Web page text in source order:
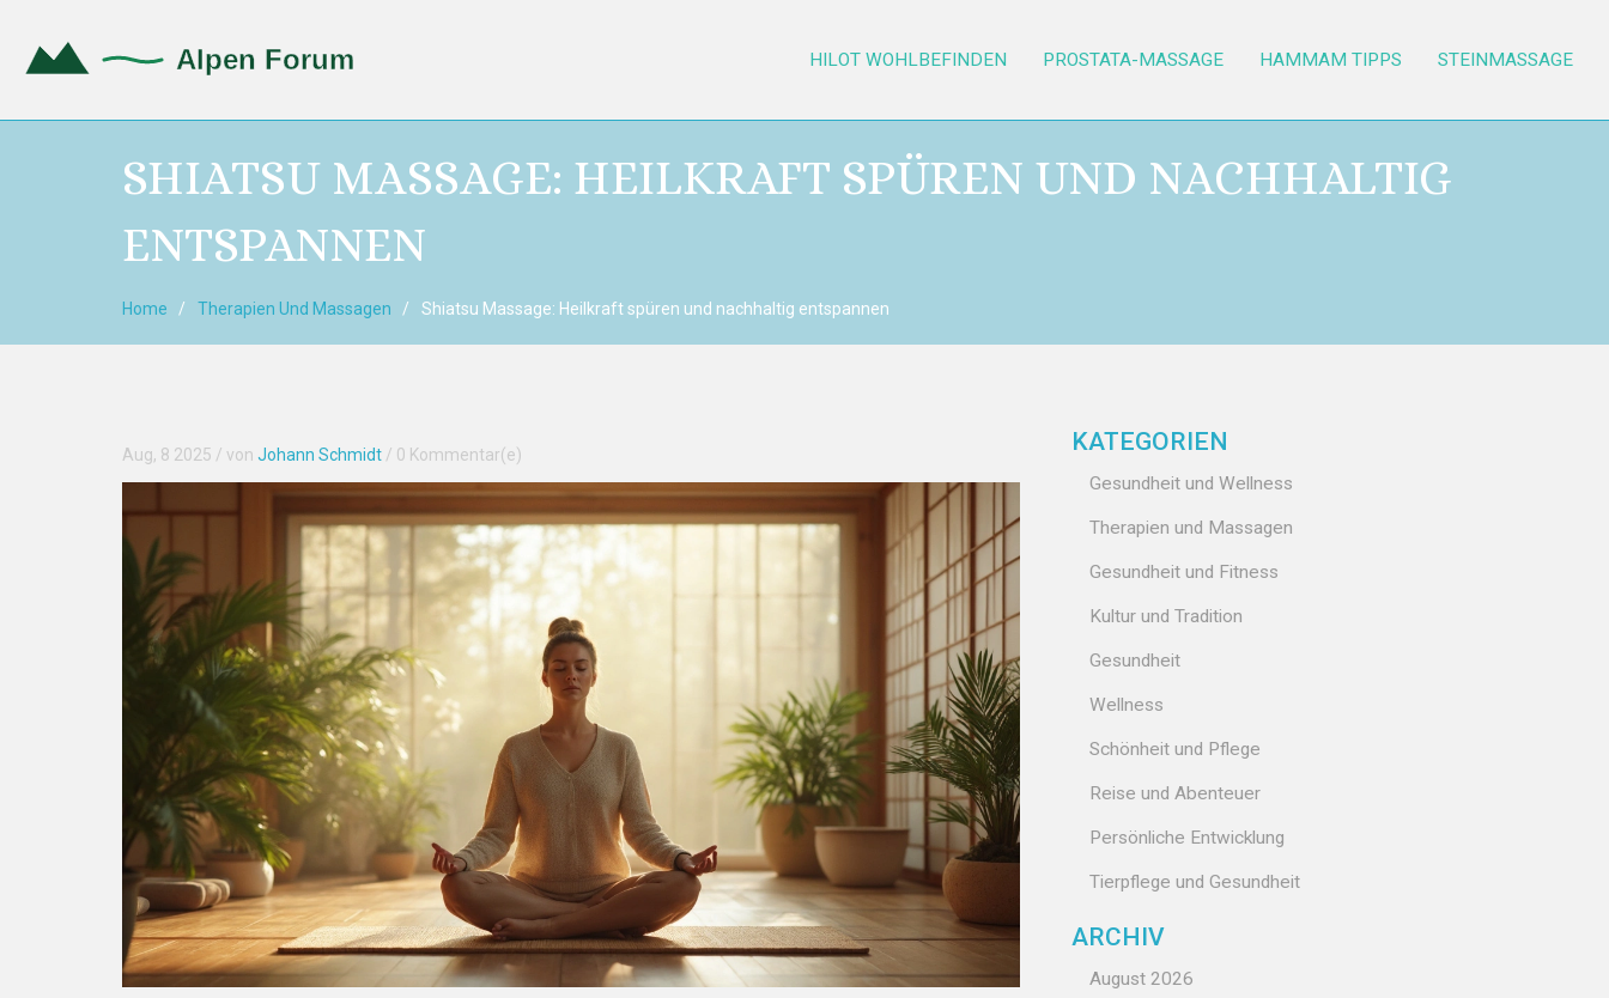
HILOT WOHLBEFINDEN PROSTATA-MASSAGE HAMMAM TIPPS STEINMASSAGE
SHIATSU MASSAGE: HEILKRAFT SPÜREN UND NACHHALTIG
ENTSPANNEN
Home Therapien Und Massagen Shiatsu Massage: Heilkraft spüren und nachhaltig entspannen
Aug, 8 2025 / von Johann Schmidt / 0 Kommentar(e) KATEGORIEN
Gesundheit und Wellness
Therapien und Massagen
Gesundheit und Fitness
Kultur und Tradition
Gesundheit
Wellness
Schönheit und Pflege
Reise und Abenteuer
Persönliche Entwicklung
Tierpflege und Gesundheit
ARCHIV
August 2026